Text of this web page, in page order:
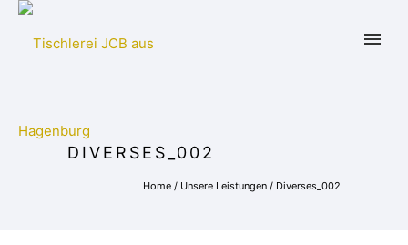
DIVERSES_002
Home / Unsere Leistungen / Diverses_002